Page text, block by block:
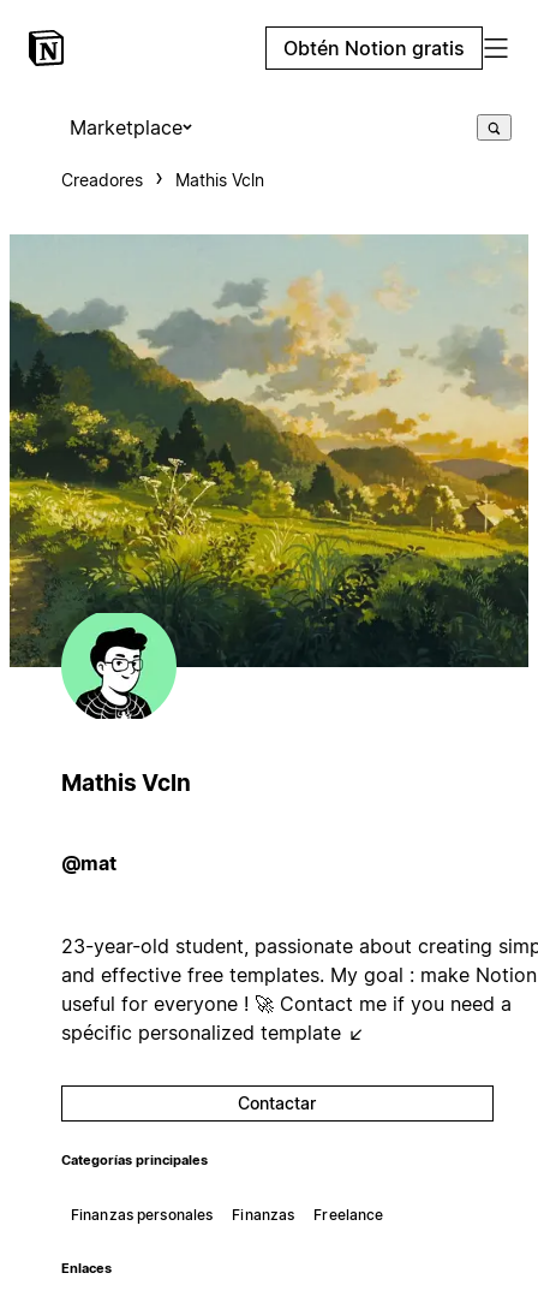
Obtén Notion gratis
Marketplace
Creadores Mathis Vcln
Mathis Vcln
@mat
23-year-old student, passionate about creating
and effective free templates. My goal : make Notion
useful for everyone ! 🚀 Contact me if you need a
spécific personalized template ↙️
Contactar
Categorías principales
Finanzas personales Finanzas Freelance
Enlaces